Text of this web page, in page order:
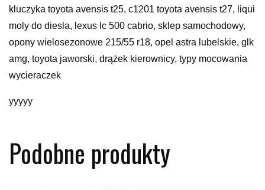
kluczyka toyota avensis t25, c1201 toyota avensis t27, liqui
moly do diesla, lexus lc 500 cabrio, sklep samochodowy,
opony wielosezonowe 215/55 r18, opel astra lubelskie, glk
amg, toyota jaworski, drążek kierownicy, typy mocowania
wycieraczek
yyyyy
Podobne produkty